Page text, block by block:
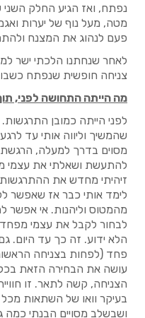
נפתח, ואז הגיע החלק
מטה, מעל נוף של יערות
פעם לנהוג את המצנח
לאחר שנחתנו הלכתי ישר
צניחה חופשית שנפתח
מה הייתה התחושה לפני,
לפני הייתה כמובן
שהמשיך וליווה אותי עד
מסוים בדרך למעלה,
להתעשת ושאלתי את עצמי
זיהיתי מחדש את ההתרגשות
לימד אותי כבר אז שאפשר
מהמטוס וליהנות. אי אפשר
לבחור לקבל את עצמי
פחד (לפחות בצניחה
עושה את הבחירה הזאת
הצניחה, קשה לתאר. זו
ושבשלב מסויים הבנתי כמה